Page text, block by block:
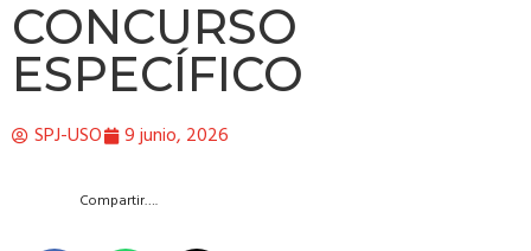
CONCURSO
ESPECÍFICO
SPJ-USO 9 junio, 2026
Compartir….